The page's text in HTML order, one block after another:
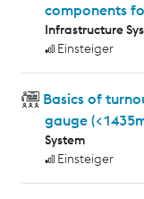
components
Infrastructure
Einsteiger
Basics of
gauge
System
Einsteiger